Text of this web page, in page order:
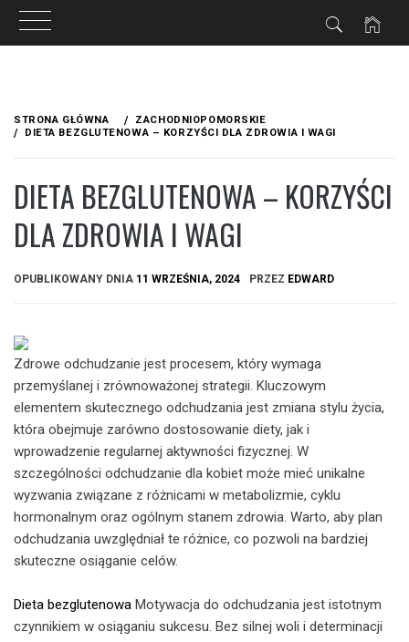
treści
STRONA GŁÓWNA
ZACHODNIOPOMORSKIE
DIETA BEZGLUTENOWA – KORZYŚCI DLA ZDROWIA I WAGI
DIETA BEZGLUTENOWA – KORZYŚCI
DLA ZDROWIA I WAGI
OPUBLIKOWANY DNIA 11 WRZEŚNIA, 2024 PRZEZ EDWARD
Zdrowe odchudzanie jest procesem, który wymaga
przemyślanej i zrównoważonej strategii. Kluczowym
elementem skutecznego odchudzania jest zmiana stylu życia,
która obejmuje zarówno dostosowanie diety, jak i
wprowadzenie regularnej aktywności fizycznej. W
szczególności odchudzanie dla kobiet może mieć unikalne
wyzwania związane z różnicami w metabolizmie, cyklu
hormonalnym oraz ogólnym stanem zdrowia. Warto, aby plan
odchudzania uwzględniał te różnice, co pozwoli na bardziej
skuteczne osiąganie celów.
Dieta bezglutenowa Motywacja do odchudzania jest istotnym
czynnikiem w osiąganiu sukcesu. Bez silnej woli i determinacji